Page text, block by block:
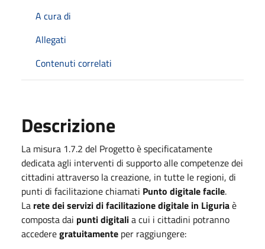
A cura di
Allegati
Contenuti correlati
Descrizione
La misura 1.7.2 del Progetto è specificatamente
dedicata agli interventi di supporto alle competenze dei
cittadini attraverso la creazione, in tutte le regioni, di
punti di facilitazione chiamati Punto digitale facile.
La rete dei servizi di facilitazione digitale in Liguriaè
composta dai punti digitalia cui i cittadini potranno
accederegratuitamente per raggiungere: